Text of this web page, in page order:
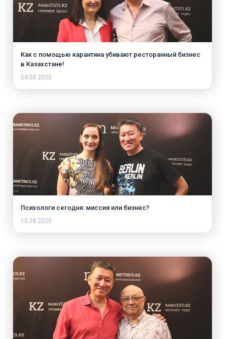
Как с помощью карантина убивают ресторанный бизнес
в Казахстане!
24.08.2020
Психологи сегодня: миссия или бизнес?
13.08.2020